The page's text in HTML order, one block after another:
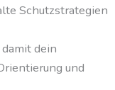
Schutzstrategien
damit dein
und